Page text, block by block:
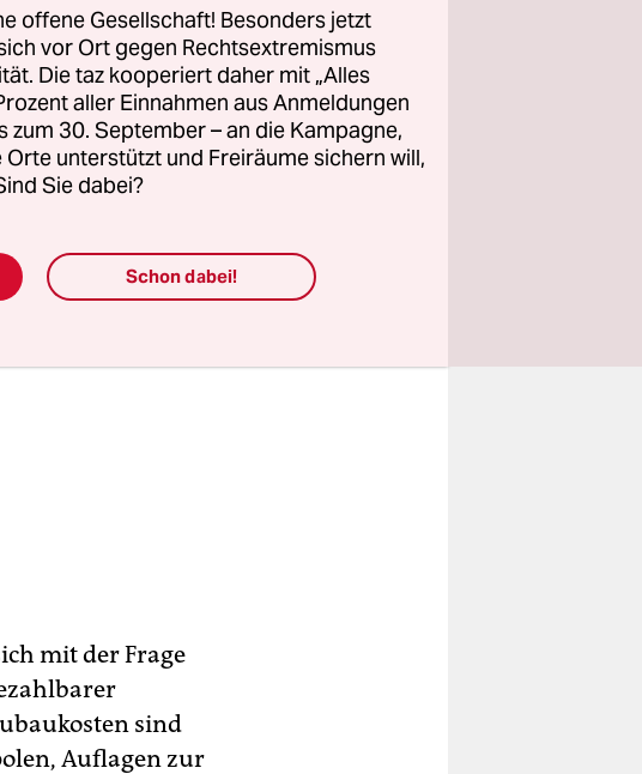
Mieten in den
hat das
in dem der
und
mit der Frage
sind
Auflagen zur
offene Gesellschaft! Besonders jetzt
vor Ort gegen Rechtsextremismus
Die taz kooperiert daher mit „Alles
aller Einnahmen aus Anmeldungen
zum 30. September – an die Kampagne,
unterstützt und Freiräume sichern will,
Sie dabei?
Schon dabei!